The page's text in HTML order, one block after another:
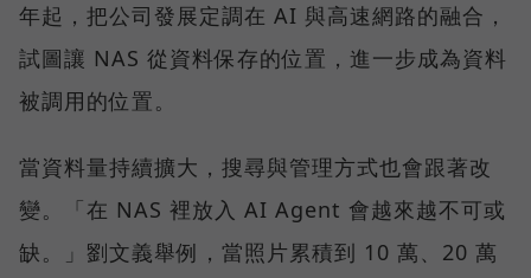
年起，把公司發展定調在 AI 與高速網路的融合，
試圖讓 NAS 從資料保存的位置，進一步成為資料
被調用的位置。
當資料量持續擴大，搜尋與管理方式也會跟著改
變。「在 NAS 裡放入 AI Agent 會越來越不可或
缺。」劉文義舉例，當照片累積到 10 萬、20 萬